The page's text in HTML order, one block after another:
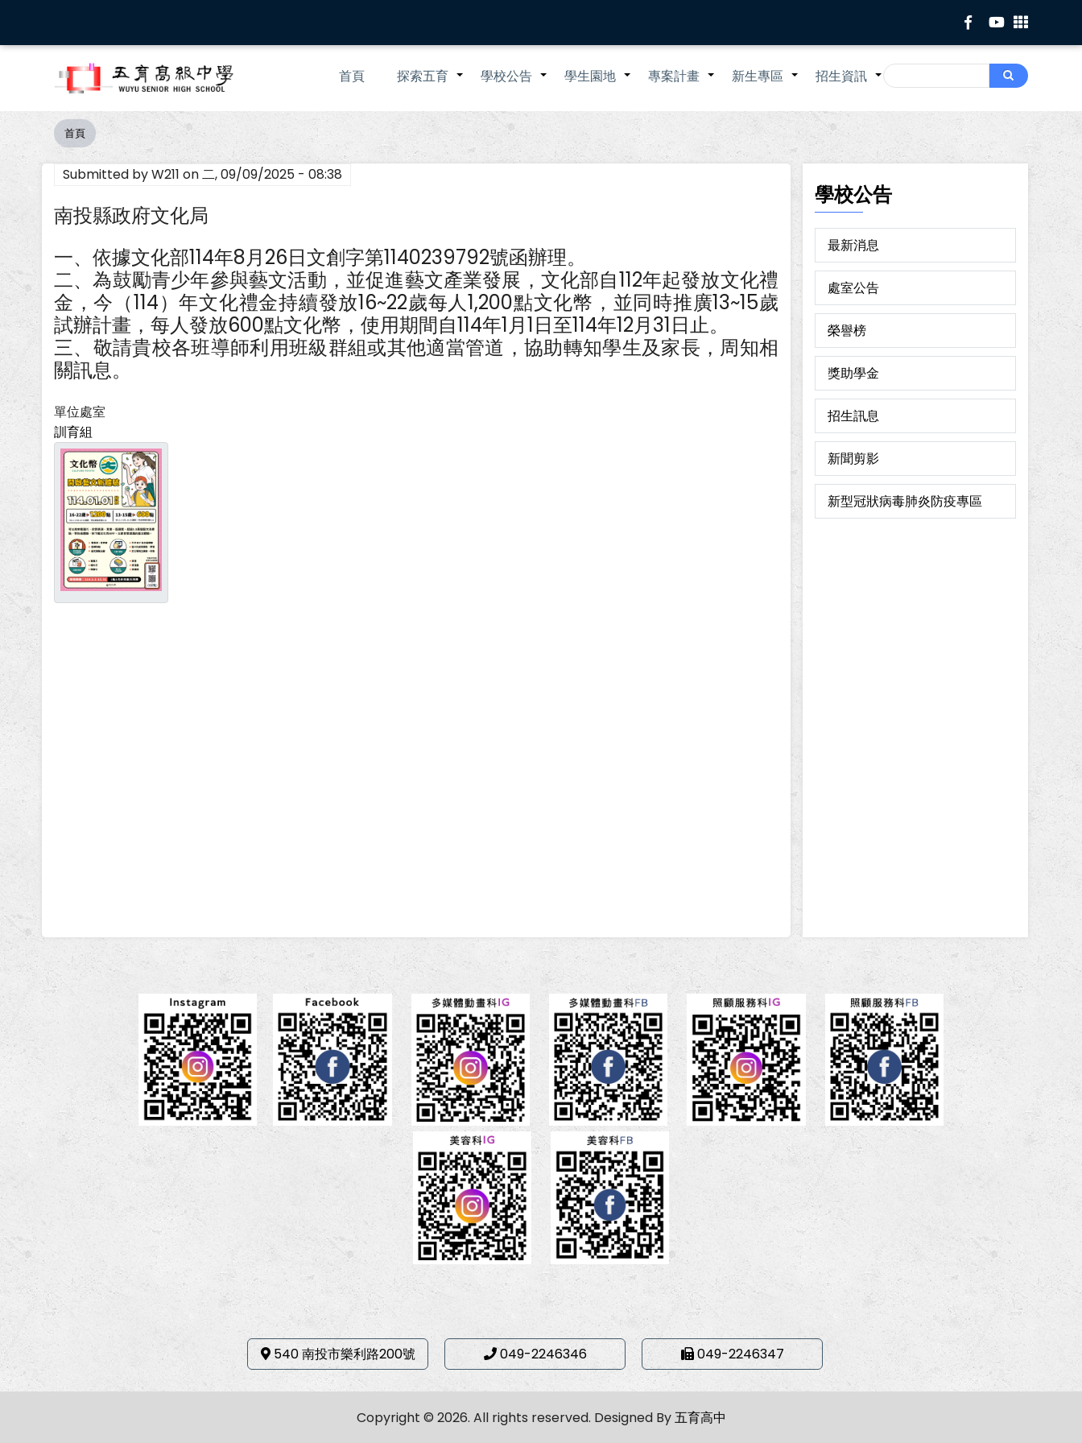
主
Search
Search
Main
navigation
首頁 +
探索五育 +
學校公告 +
學生園地 +
專案計畫 +
新生專區 +
招生資訊
導
航
連
首頁
Submitted byW211 on二, 09/09/2025 - 08:38
南投縣政府文化局
一、依據文化部114年8月26日文創字第1140239792號函辦理。
二、為鼓勵青少年參與藝文活動，並促進藝文產業發展，文化部自112年起發放文化禮
金，今（114）年文化禮金持續發放16~22歲每人1,200點文化幣，並同時推廣13~15歲
試辦計畫，每人發放600點文化幣，使用期間自114年1月1日至114年12月31日止。
三、敬請貴校各班導師利用班級群組或其他適當管道，協助轉知學生及家長，周知相
關訊息。
單位處室
訓育組
學校公告
最新消息
處室公告
榮譽榜
獎助學金
招生訊息
新聞剪影
新型冠狀病毒肺炎防疫專區
540 南投市樂利路200號 049-2246346 049-2246347
Copyright © 2026. All rights reserved. Designed By五育高中